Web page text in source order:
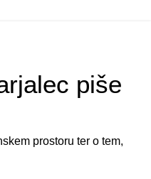
piše
prostoru ter o tem,